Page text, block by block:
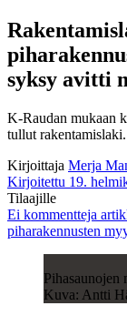
syksy avitti
K-Raudan mukaan
tullut rakentamislaki.
Kirjoittaja Merja
Kirjoitettu 19.
Tilaajille
Ei kommentteja
piharakennusten
Kuva: Antti